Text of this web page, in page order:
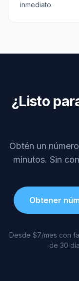
inmediato.
¿Listo
Obtén un
minutos. Sin
Obtener
Desde $7/mes con
de 30